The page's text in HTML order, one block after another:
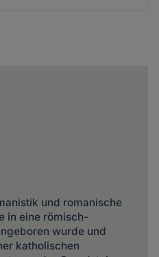
und romanische
in eine römisch-
wurde und
katholischen